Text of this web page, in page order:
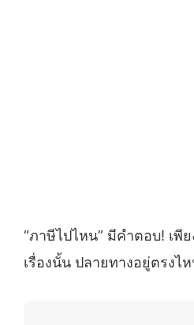
“ภาษีไปไหน” มีคำตอบ! เพี
เรื่องนั้น ปลายทางอยู่ตรง